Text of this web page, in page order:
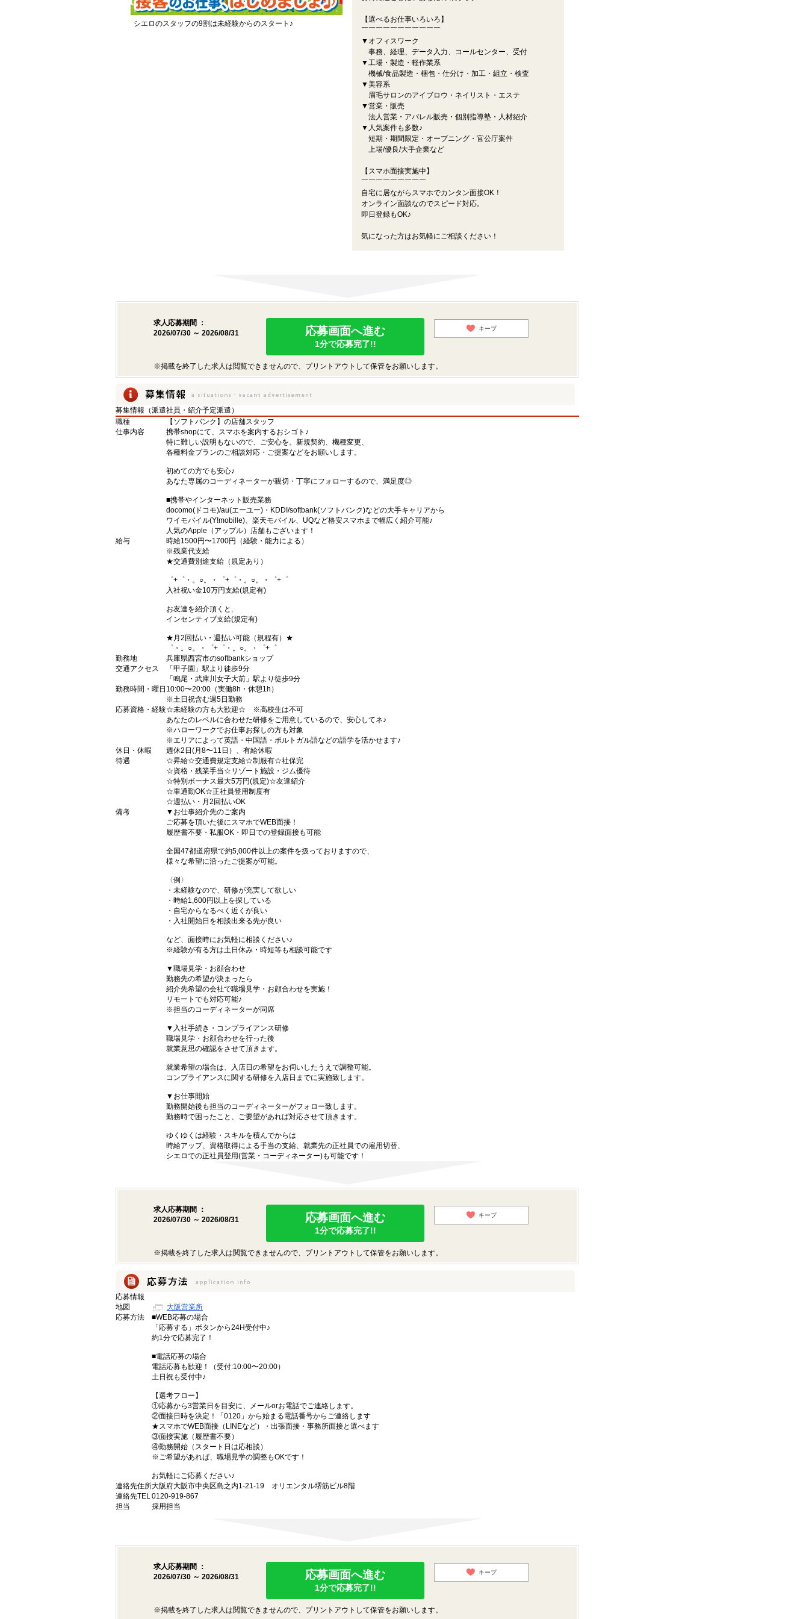
シエロのスタッフの9割は未経験からのスタート♪
【選べるお仕事いろいろ】
￣￣￣￣￣￣￣￣￣￣￣
▼オフィスワーク
事務、経理、データ入力、コールセンター、受付
▼工場・製造・軽作業系
機械/食品製造・梱包・仕分け・加工・組立・検査
▼美容系
眉毛サロンのアイブロウ・ネイリスト・エステ
▼営業・販売
法人営業・アパレル販売・個別指導塾・人材紹介
▼人気案件も多数♪
短期・期間限定・オープニング・官公庁案件
上場/優良/大手企業など
【スマホ面接実施中】
￣￣￣￣￣￣￣￣￣
自宅に居ながらスマホでカンタン面接OK！
オンライン面談なのでスピード対応。
即日登録もOK♪
気になった方はお気軽にご相談ください！
求人応募期間 ：
2026/07/30 ～ 2026/08/31
応募画面へ進む
1分で応募完了!!
キープ
※掲載を終了した求人は閲覧できませんので、プリントアウトして保管をお願いします。
募集情報（派遣社員・紹介予定派遣）
職種
【ソフトバンク】の店舗スタッフ
仕事内容
携帯shopにて、スマホを案内するおシゴト♪
特に難しい説明もないので、ご安心を。新規契約、機種変更、
各種料金プランのご相談対応・ご提案などをお願いします。
初めての方でも安心♪
あなた専属のコーディネーターが親切・丁寧にフォローするので、満足度◎
■携帯やインターネット販売業務
docomo(ドコモ)/au(エーユー)・KDDI/softbank(ソフトバンク)などの大手キャリアから
ワイモバイル(Y!mobille)、楽天モバイル、UQなど格安スマホまで幅広く紹介可能♪
人気のApple（アップル）店舗もございます！
給与
時給1500円〜1700円（経験・能力による）
※残業代支給
★交通費別途支給（規定あり）
゜+゜・。○。・゜+゜・。○。・゜+゜
入社祝い金10万円支給(規定有)
お友達を紹介頂くと,
インセンティブ支給(規定有)
★月2回払い・週払い可能（規程有）★
゜・。○。・゜+゜・。○。・゜+゜
勤務地
兵庫県西宮市のsoftbankショップ
交通アクセス
「甲子園」駅より徒歩9分
「鳴尾・武庫川女子大前」駅より徒歩9分
勤務時間・曜日 10:00〜20:00（実働8h・休憩1h）
※土日祝含む週5日勤務
応募資格・経験☆未経験の方も大歓迎☆ ※高校生は不可
あなたのレベルに合わせた研修をご用意しているので、安心してネ♪
※ハローワークでお仕事お探しの方も対象
※エリアによって英語・中国語・ポルトガル語などの語学を活かせます♪
休日・休暇
週休2日(月8〜11日）、有給休暇
待遇
☆昇給☆交通費規定支給☆制服有☆社保完
☆資格・残業手当☆リゾート施設・ジム優待
☆特別ボーナス最大5万円(規定)☆友達紹介
☆車通勤OK☆正社員登用制度有
☆週払い・月2回払いOK
備考
▼お仕事紹介先のご案内
ご応募を頂いた後にスマホでWEB面接！
履歴書不要・私服OK・即日での登録面接も可能
全国47都道府県で約5,000件以上の案件を扱っておりますので、
様々な希望に沿ったご提案が可能。
〈例〉
・未経験なので、研修が充実して欲しい
・時給1,600円以上を探している
・自宅からなるべく近くが良い
・入社開始日を相談出来る先が良い
など、面接時にお気軽に相談ください♪
※経験が有る方は土日休み・時短等も相談可能です
▼職場見学・お顔合わせ
勤務先の希望が決まったら
紹介先希望の会社で職場見学・お顔合わせを実施！
リモートでも対応可能♪
※担当のコーディネーターが同席
▼入社手続き・コンプライアンス研修
職場見学・お顔合わせを行った後
就業意思の確認をさせて頂きます。
就業希望の場合は、入店日の希望をお伺いしたうえで調整可能。
コンプライアンスに関する研修を入店日までに実施致します。
▼お仕事開始
勤務開始後も担当のコーディネーターがフォロー致します。
勤務時で困ったこと、ご要望があれば対応させて頂きます。
ゆくゆくは経験・スキルを積んでからは
時給アップ、資格取得による手当の支給、就業先の正社員での雇用切替、
シエロでの正社員登用(営業・コーディネーター)も可能です！
求人応募期間 ：
2026/07/30 ～ 2026/08/31
応募画面へ進む
1分で応募完了!!
キープ
※掲載を終了した求人は閲覧できませんので、プリントアウトして保管をお願いします。
応募情報
地図
大阪営業所
応募方法
■WEB応募の場合
「応募する」ボタンから24H受付中♪
約1分で応募完了！
■電話応募の場合
電話応募も歓迎！（受付:10:00〜20:00）
土日祝も受付中♪
【選考フロー】
①応募から3営業日を目安に、メールorお電話でご連絡します。
②面接日時を決定！「0120」から始まる電話番号からご連絡します
★スマホでWEB面接（LINEなど）・出張面接・事務所面接と選べます
③面接実施（履歴書不要）
④勤務開始（スタート日は応相談）
※ご希望があれば、職場見学の調整もOKです！
お気軽にご応募ください♪
連絡先住所大阪府大阪市中央区島之内1-21-19 オリエンタル堺筋ビル8階
連絡先TEL0120-919-867
担当
採用担当
求人応募期間 ：
2026/07/30 ～ 2026/08/31
応募画面へ進む
1分で応募完了!!
キープ
※掲載を終了した求人は閲覧できませんので、プリントアウトして保管をお願いします。